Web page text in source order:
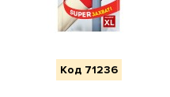
Код 71236